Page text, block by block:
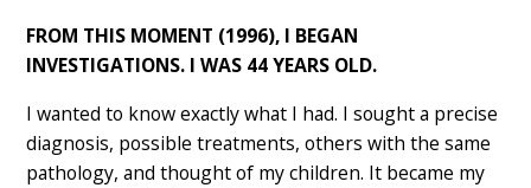
FROM THIS MOMENT (1996), I BEGAN
INVESTIGATIONS. I WAS 44 YEARS OLD.
I wanted to know exactly what I had. I sought a precise
diagnosis, possible treatments, others with the same
pathology, and thought of my children. It became my